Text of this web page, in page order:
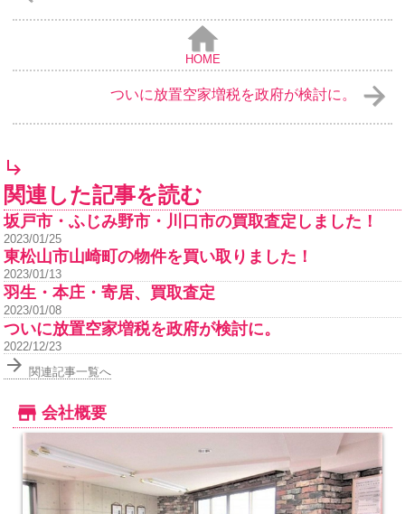
HOME
ついに放置空家増税を政府が検討に。
関連した記事を読む
坂戸市・ふじみ野市・川口市の買取査定しました！
2023/01/25
東松山市山崎町の物件を買い取りました！
2023/01/13
羽生・本庄・寄居、買取査定
2023/01/08
ついに放置空家増税を政府が検討に。
2022/12/23
関連記事一覧へ
会社概要